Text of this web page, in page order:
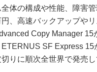
全体の構成や性能、障害
円、高速バックアップや
Copy Manager
ETERNUS SF Express
切りに順次全世界で発売し